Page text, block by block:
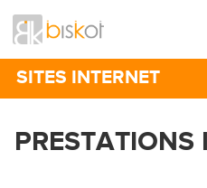
SITES
SITES INTERNET
CRÉATION DE SITES WEB
Site Internet vitrine
PRESTATIONS